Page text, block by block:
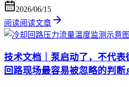
2026/06/15
阅读阅读文章
技术文档｜泵启动了，不代表
回路现场最容易被忽略的判断